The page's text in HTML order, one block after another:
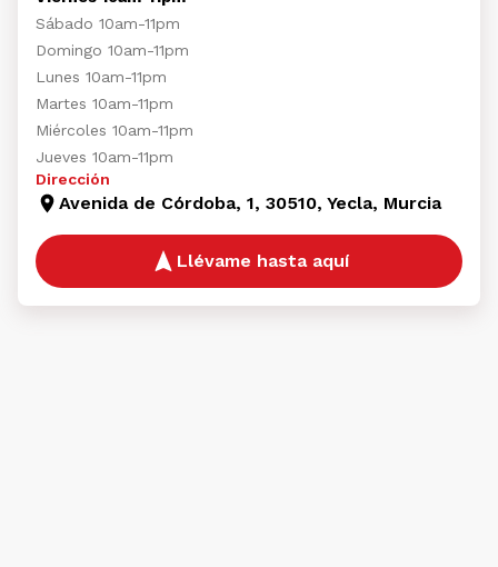
Sábado 10am-11pm
Domingo 10am-11pm
Lunes 10am-11pm
Martes 10am-11pm
Miércoles 10am-11pm
Jueves 10am-11pm
Dirección
Avenida de Córdoba, 1, 30510, Yecla, Murcia
Llévame hasta aquí